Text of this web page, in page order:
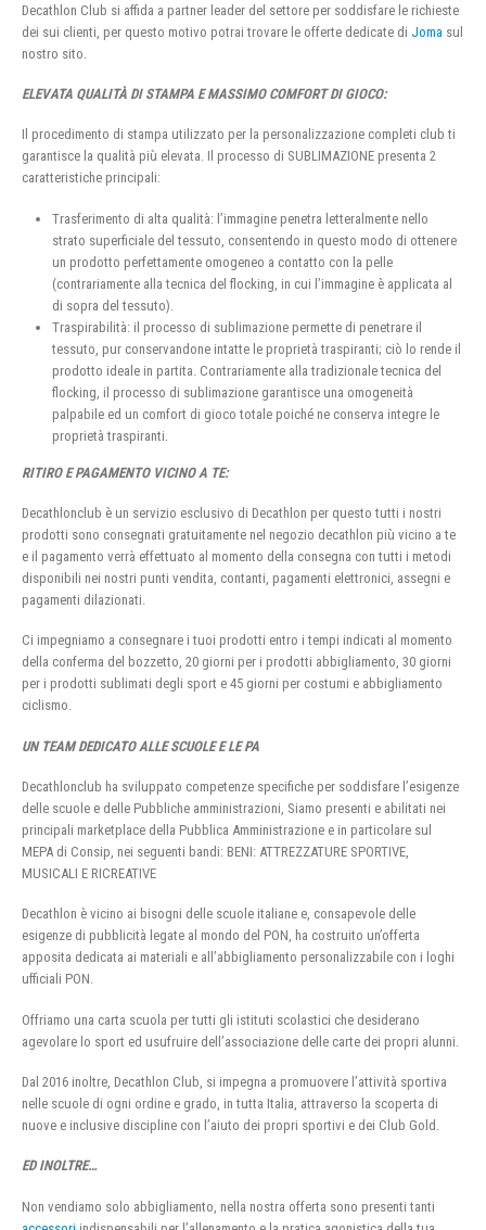
Decathlon Club si affida a partner leader del settore per soddisfare le richieste
dei sui clienti, per questo motivo potrai trovare le offerte dedicate di Joma sul
nostro sito.
ELEVATA QUALITÀ DI STAMPA E MASSIMO COMFORT DI GIOCO:
Il procedimento di stampa utilizzato per la personalizzazione completi club ti
garantisce la qualità più elevata. Il processo di SUBLIMAZIONE presenta 2
caratteristiche principali:
Trasferimento di alta qualità: l’immagine penetra letteralmente nello
strato superficiale del tessuto, consentendo in questo modo di ottenere
un prodotto perfettamente omogeneo a contatto con la pelle
(contrariamente alla tecnica del flocking, in cui l’immagine è applicata al
di sopra del tessuto).
Traspirabilità: il processo di sublimazione permette di penetrare il
tessuto, pur conservandone intatte le proprietà traspiranti; ciò lo rende il
prodotto ideale in partita. Contrariamente alla tradizionale tecnica del
flocking, il processo di sublimazione garantisce una omogeneità
palpabile ed un comfort di gioco totale poiché ne conserva integre le
proprietà traspiranti.
RITIRO E PAGAMENTO VICINO A TE:
Decathlonclub è un servizio esclusivo di Decathlon per questo tutti i nostri
prodotti sono consegnati gratuitamente nel negozio decathlon più vicino a te
e il pagamento verrà effettuato al momento della consegna con tutti i metodi
disponibili nei nostri punti vendita, contanti, pagamenti elettronici, assegni e
pagamenti dilazionati.
Ci impegniamo a consegnare i tuoi prodotti entro i tempi indicati al momento
della conferma del bozzetto, 20 giorni per i prodotti abbigliamento, 30 giorni
per i prodotti sublimati degli sport e 45 giorni per costumi e abbigliamento
ciclismo.
UN TEAM DEDICATO ALLE SCUOLE E LE PA
Decathlonclub ha sviluppato competenze specifiche per soddisfare l’esigenze
delle scuole e delle Pubbliche amministrazioni, Siamo presenti e abilitati nei
principali marketplace della Pubblica Amministrazione e in particolare sul
MEPA di Consip, nei seguenti bandi: BENI: ATTREZZATURE SPORTIVE,
MUSICALI E RICREATIVE
Decathlon è vicino ai bisogni delle scuole italiane e, consapevole delle
esigenze di pubblicità legate al mondo del PON, ha costruito un’offerta
apposita dedicata ai materiali e all’abbigliamento personalizzabile con i loghi
ufficiali PON.
Offriamo una carta scuola per tutti gli istituti scolastici che desiderano
agevolare lo sport ed usufruire dell’associazione delle carte dei propri alunni.
Dal 2016 inoltre, Decathlon Club, si impegna a promuovere l’attività sportiva
nelle scuole di ogni ordine e grado, in tutta Italia, attraverso la scoperta di
nuove e inclusive discipline con l’aiuto dei propri sportivi e dei Club Gold.
ED INOLTRE…
Non vendiamo solo abbigliamento, nella nostra offerta sono presenti tanti